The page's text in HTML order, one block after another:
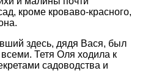
кроме кроваво-красного,
здесь, дядя Вася, был
Тетя Оля ходила к
садоводства и